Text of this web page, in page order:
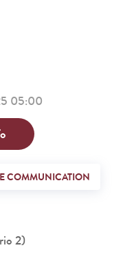
05:00
COMMUNICATION
2)